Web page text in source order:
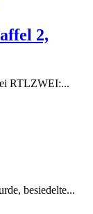
2,
RTLZWEI:...
besiedelte...